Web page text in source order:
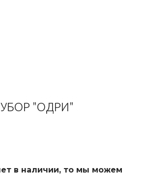
"ОДРИ"
в наличии, то мы можем